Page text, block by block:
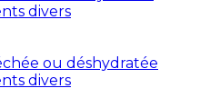
divers
ou déshydratée
divers